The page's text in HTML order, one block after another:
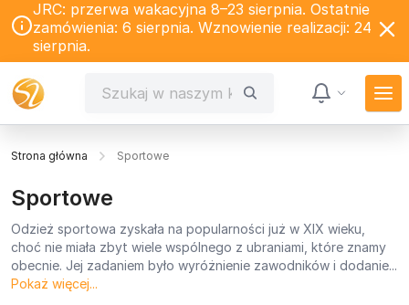
JRC: przerwa wakacyjna 8–23 sierpnia. Ostatnie
zamówienia: 6 sierpnia. Wznowienie realizacji: 24
sierpnia.
Strona główna Sportowe
Sportowe
Odzież sportowa zyskała na popularności już w XIX wieku,
choć nie miała zbyt wiele wspólnego z ubraniami, które znamy
obecnie. Jej zadaniem było wyróżnienie zawodników i dodanie...
Pokaż więcej...